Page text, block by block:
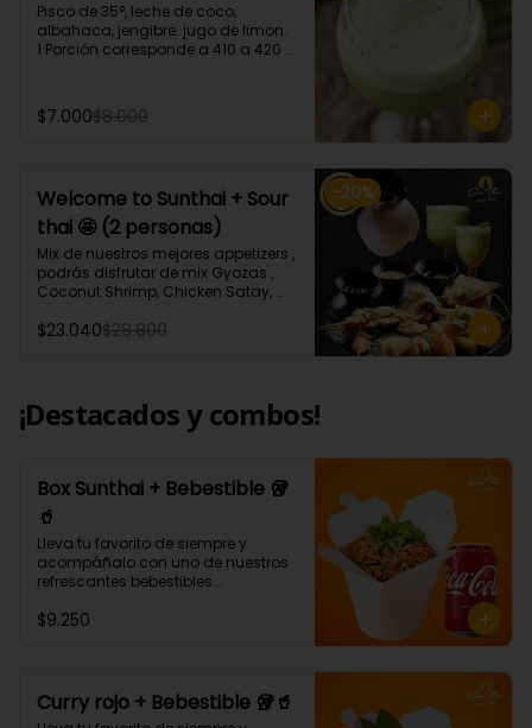
Pisco de 35°, leche de coco,
albahaca, jengibre. jugo de limon.
1 Porción corresponde a 410 a 420
$7.000$8.000
-20%
Welcome to Sunthai + Sour
thai 🤩 (2 personas)
Mix de nuestros mejores appetizers ,
podrás disfrutar de mix Gyozas ,
Coconut Shrimp, Chicken Satay,
Mongolianas, papas fritas en salsa
$23.040$28.800
¡Destacados y combos!
Box Sunthai + Bebestible 🥡
🥤
Lleva tu favorito de siempre y
acompáñalo con uno de nuestros
refrescantes bebestibles.
bases, proteínas, verduras y salsas
$9.250
Curry rojo + Bebestible 🥡🥤